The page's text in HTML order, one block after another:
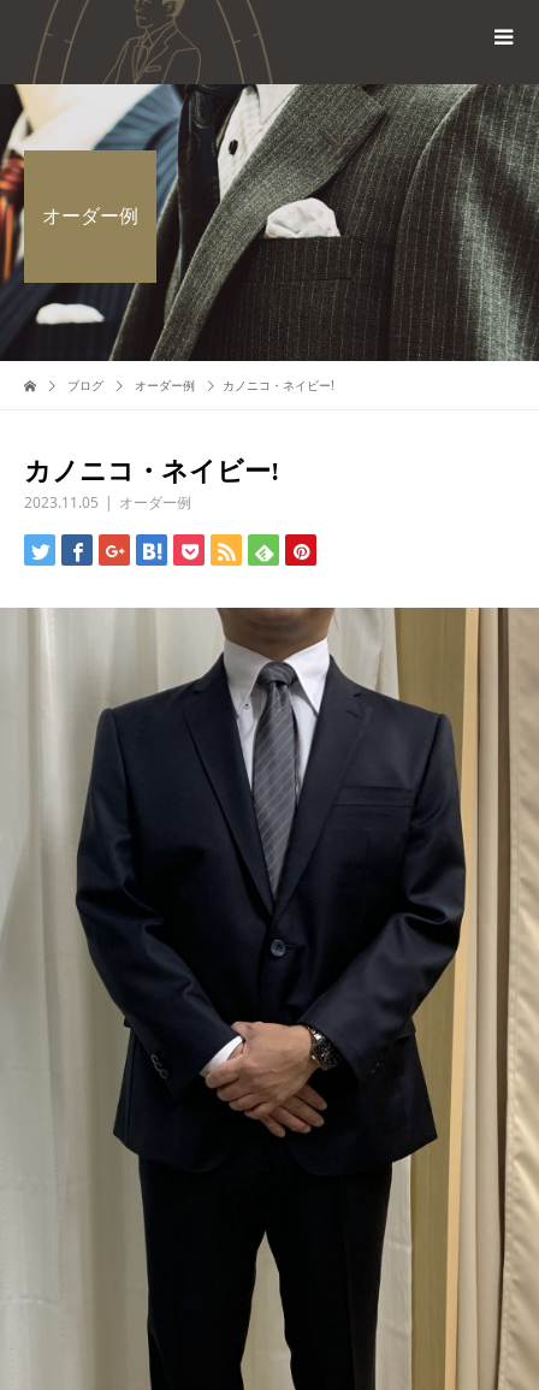
オーダー例
ブログ オーダー例 カノニコ・ネイビー!
カノニコ・ネイビー!
2023.11.05 オーダー例